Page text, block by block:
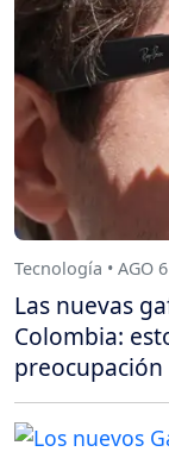
Tecnología • AGO
Las nuevas
Colombia:
preocupación